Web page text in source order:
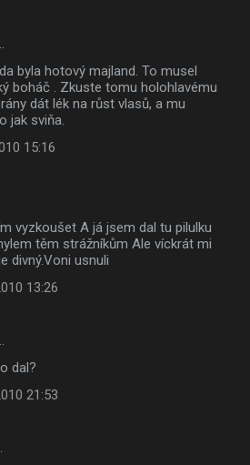
byla hotový majland. To musel
boháč . Zkuste tomu holohlavému
dát lék na růst vlasů, a mu
jak sviňa.
15:16
vyzkoušet A já jsem dal tu pilulku
těm strážníkům Ale víckrát mi
divný.Voni usnuli
13:26
dal?
21:53